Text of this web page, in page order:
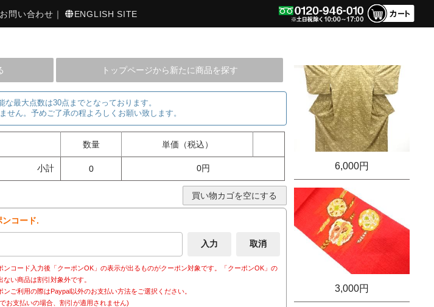
お問い合わせ ｜ ENGLISH SITE
トップページから新たに商品を探す
な最大点数は30点までとなっております。
せん。予めご了承の程よろしくお願い致します。
数量 単価（税込）
小計 0 0円
買い物カゴを空にする
ンコード.
ンコード入力後「クーポンOK」の表示が出るものがクーポン対象です。「クーポンOK」の
ない商品は割引対象外です。
ご利用の際はPaypal以外のお支払い方法をご選択ください。
お支払いの場合、割引が適用されません)
6,000円
3,000円